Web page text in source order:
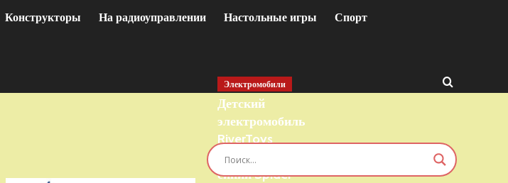
Конструкторы На радиоуправлении Настольные игры Спорт
Электромобили
Детский
электромобиль
RiverToys
T777TT 4WD
синий Spider